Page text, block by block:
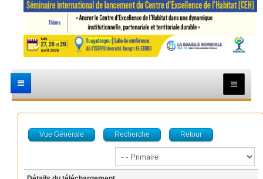
Vue Générale Recherche Retour